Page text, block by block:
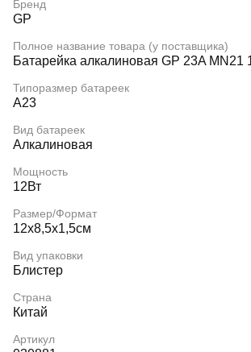
Бренд
GP
Полное название товара (у поставщика)
Батарейка алкалиновая GP 23A MN21
Типоразмер батареек
A23
Вид батареек
Алкалиновая
Мощность
12Вт
Размер/Формат
12x8,5x1,5см
Вид упаковки
Блистер
Страна
Китай
Артикул